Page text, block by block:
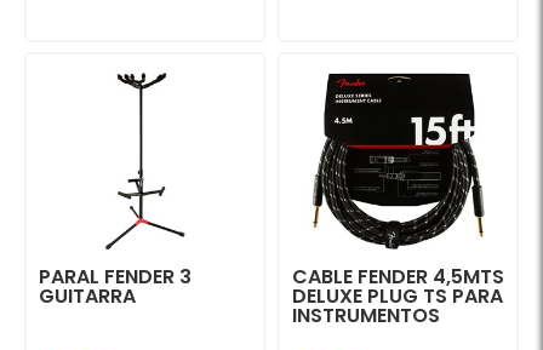
PARAL FENDER 3
GUITARRA
CABLE FENDER 4,5MTS
DELUXE PLUG TS PARA
INSTRUMENTOS